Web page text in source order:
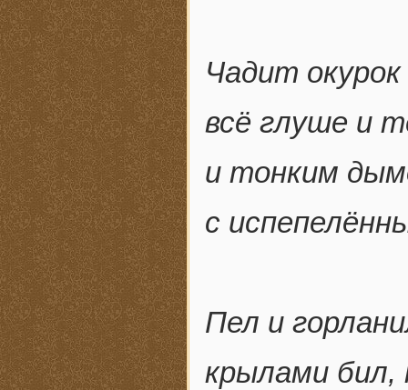
Чадит
всё глуше и
и тонким
с
Пел и
крылами бил,